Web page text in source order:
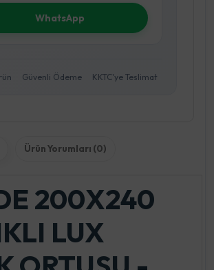
WhatsApp
Güvenli Ödeme KKTC'ye Teslimat
Ürün Yorumları (0)
200X240
LUX